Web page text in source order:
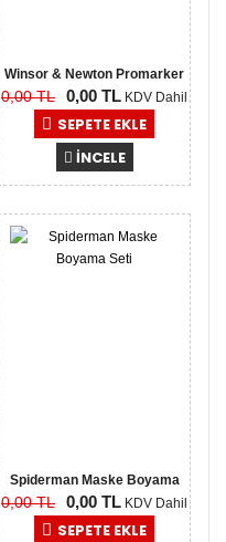
Winsor & Newton Promarker
Kale..
0,00 TL 0,00 TL KDV Dahil
SEPETE EKLE
İNCELE
0,00
Spiderman Maske Boyama
Seti
0,00 TL 0,00 TL KDV Dahil
SEPETE EKLE